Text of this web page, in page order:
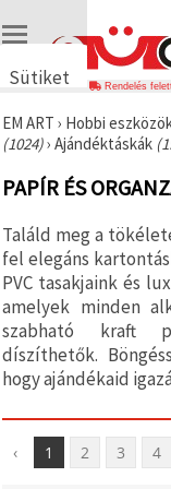
Sütiket
🍪 Cookie-
kat és
technológiákat
használunk
érdekében,
hogy
biztosítsuk
a weboldal
megfelelő
működését,
javítsuk az
Ön
felhasználói
élményét,
elemezzük
a
Rendelés
EM ART › Hobbi
(1024)› Ajándéktáskák
PAPÍR ÉS
Találd meg a
fel elegáns
PVC tasakjaink és
amelyek minden
szabható kraft
díszíthetők.
hogy ajándékaid
‹ 1 2 3 4